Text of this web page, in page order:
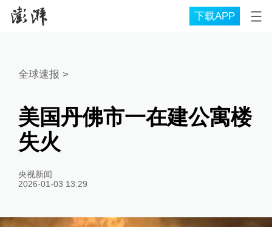
下载APP
全球速报 >
美国丹佛市一在建公寓楼
失火
央视新闻
2026-01-03 13:29